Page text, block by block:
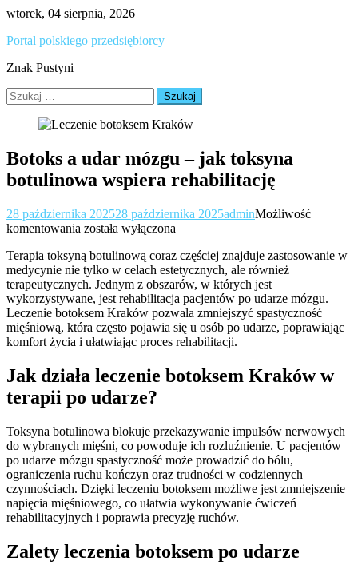
Skip
content
wtorek, 04 sierpnia, 2026
Portal polskiego przedsiębiorcy
Znak Pustyni
Szukaj:
Botoks a udar mózgu – jak toksyna
botulinowa wspiera rehabilitację
28 października 202528 października 2025adminMożliwość
komentowania Botoks
udar
mózgu
–
jak
toksyna
botulinowa
wspiera
została wyłączona
Terapia toksyną botulinową coraz częściej znajduje zastosowanie w
medycynie nie tylko w celach estetycznych, ale również
terapeutycznych. Jednym z obszarów, w których jest
wykorzystywane, jest rehabilitacja pacjentów po udarze mózgu.
Leczenie botoksem Kraków pozwala zmniejszyć spastyczność
mięśniową, która często pojawia się u osób po udarze, poprawiając
komfort życia i ułatwiając proces rehabilitacji.
Jak działa leczenie botoksem Kraków w
terapii po udarze?
Toksyna botulinowa blokuje przekazywanie impulsów nerwowych
do wybranych mięśni, co powoduje ich rozluźnienie. U pacjentów
po udarze mózgu spastyczność może prowadzić do bólu,
ograniczenia ruchu kończyn oraz trudności w codziennych
czynnościach. Dzięki leczeniu botoksem możliwe jest zmniejszenie
napięcia mięśniowego, co ułatwia wykonywanie ćwiczeń
rehabilitacyjnych i poprawia precyzję ruchów.
Zalety leczenia botoksem po udarze